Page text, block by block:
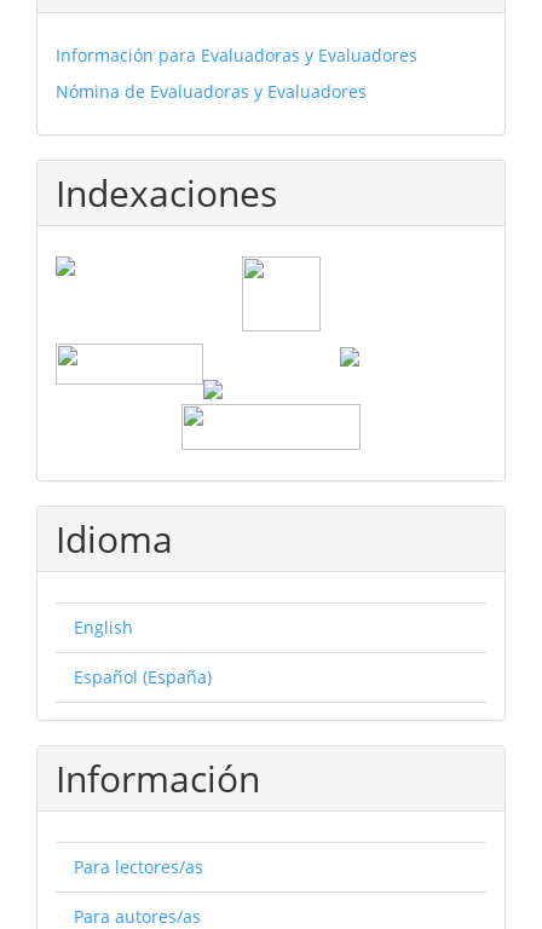
Información para Evaluadoras y Evaluadores
Nómina de Evaluadoras y Evaluadores
Indexaciones
Idioma
English
Español (España)
Información
Para lectores/as
Para autores/as